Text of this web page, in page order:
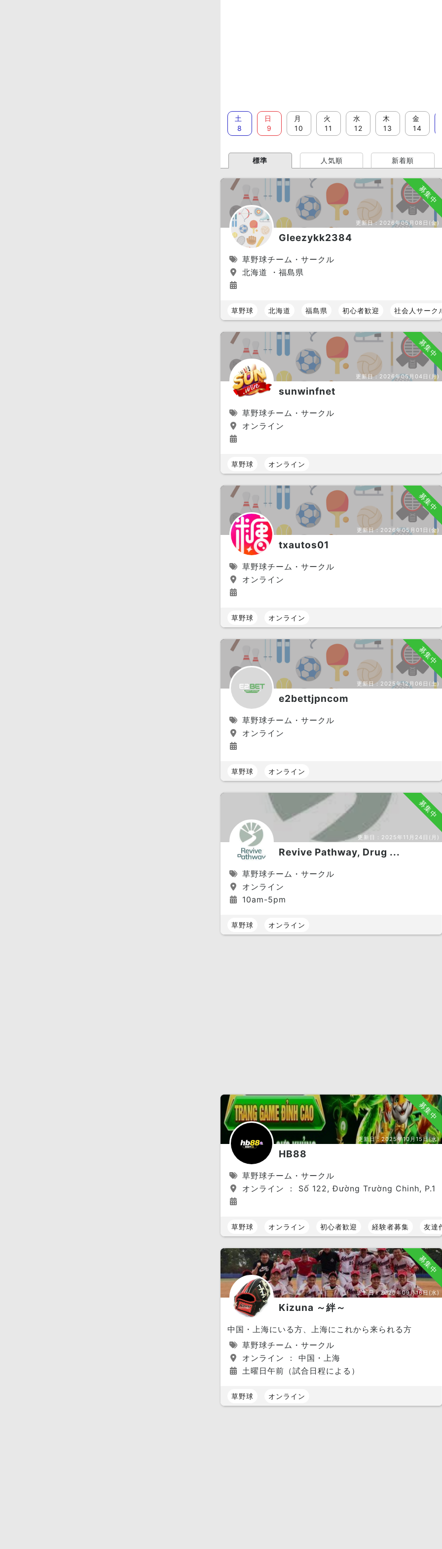
土
8
日
9
月
10
火
11
水
12
木
13
金
14
標準 人気順 新着順
募集中
更新日： 2026年05月08日(金)
Gleezykk2384
草野球チーム・サークル
北海道 ・福島県
草野球 北海道 福島県 初心者歓迎 社会人サークル
募集中
更新日： 2026年05月04日(月)
sunwinfnet
草野球チーム・サークル
オンライン
草野球 オンライン
募集中
更新日： 2026年05月01日(金)
txautos01
草野球チーム・サークル
オンライン
草野球 オンライン
募集中
更新日： 2025年12月06日(土)
e2bettjpncom
草野球チーム・サークル
オンライン
草野球 オンライン
募集中
更新日： 2025年11月24日(月)
Revive Pathway, Drug ...
草野球チーム・サークル
オンライン
10am-5pm
草野球 オンライン
募集中
更新日：2025年10月15日(水)
HB88
草野球チーム・サークル
オンライン ： Số 122, Đường Trường Chinh,
草野球 オンライン 初心者歓迎 経験者募集 友達
募集中
更新日：2020年09月16日(水)
Kizuna ～絆～
中国・上海にいる方、上海にこれから来られる方
草野球チーム・サークル
オンライン ： 中国・上海
土曜日午前（試合日程による）
草野球 オンライン